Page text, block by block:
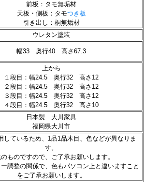
前板：タモ無垢材
天板・側板：タモつき板
引き出し：桐無垢材
ウレタン塗装
幅33 奥行40 高さ67.3
上から
１段目：幅24.5 奥行32 高さ12
２段目：幅24.5 奥行32 高さ12
３段目：幅24.5 奥行32 高さ12
４段目：幅24.5 奥行32 高さ10
日本製 大川家具
福岡県大川市
しているため、1品1品木目、色などが異なりま
す。
ものですので、ご了承お願いします。
調整の関係で、色もパソコン上と違いますこと
をご了承お願いします。